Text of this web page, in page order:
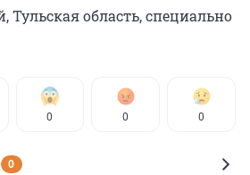
область, специально
0 0 0
0